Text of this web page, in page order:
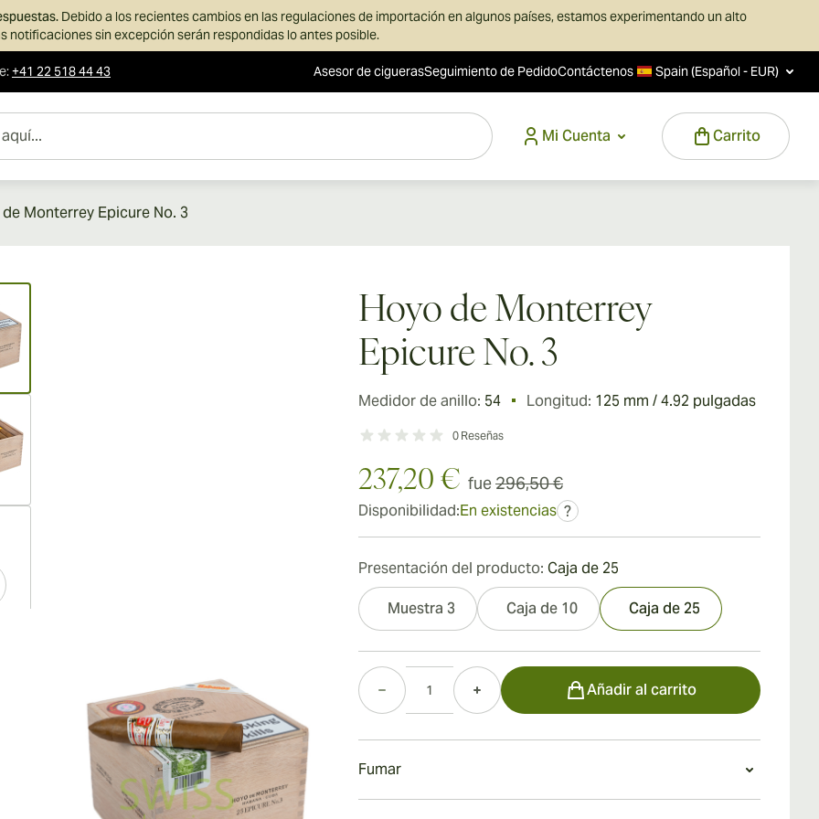
Debido a los recientes cambios en las regulaciones de importación en algunos países, estamos experimentando un alto
notificaciones sin excepción serán respondidas lo antes posible.
:+41 22 518 44 43 Asesor de ciguerasSeguimiento de PedidoContáctenos Spain (Español - EUR)
Mi Cuenta Carrito
Monterrey Epicure No. 3
larger image
larger image
Hoyo de Monterrey
Epicure No. 3
Medidor de anillo: 54 Longitud: 125 mm / 4.92 pulgadas
0 Reseñas
237,20 € fue296,50 €
Disponibilidad:En existencias ?
Presentación del producto: Caja de 25
Muestra 3 Caja de 10 Caja de 25
Cantidad
Añadir al carrito
Fumar